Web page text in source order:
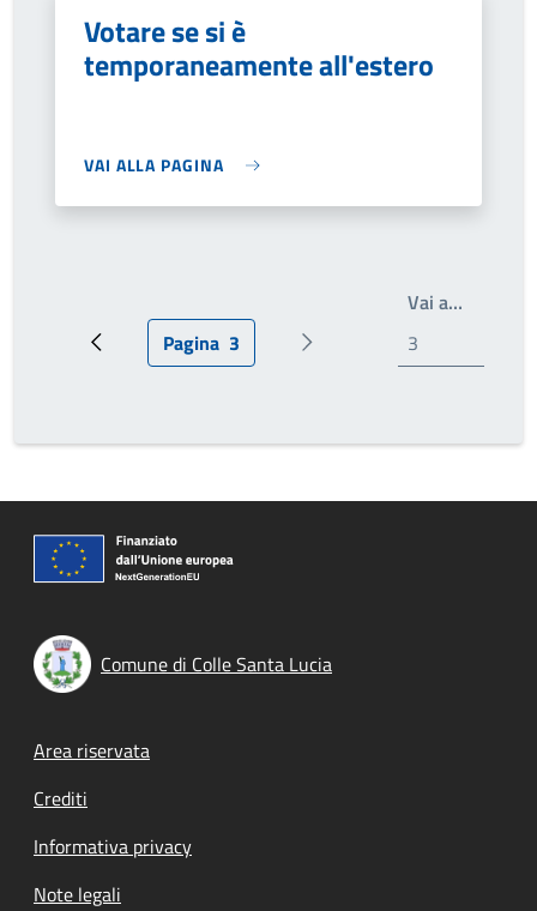
Votare se si è
temporaneamente all'estero
VAI ALLA PAGINA
Pagina precedentePagina attuale
Pagina 3 Prossima pagina
Vai a…
Comune di Colle Santa Lucia
Footer menu
Area riservata
Crediti
Informativa privacy
Note legali